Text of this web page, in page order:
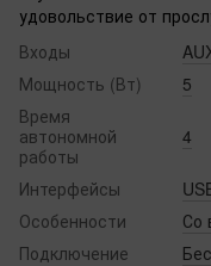
удовольствие от
Входы
Мощность (Вт)
5
Время
автономной
работы
4
Интерфейсы
Особенности
Со
Подключение